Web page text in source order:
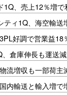
1Q、売上12％増
ティ1Q、海空輸送
好調で営業益18
倉庫伸長も運送
流増収も一部荷主
内輸送と輸入増で